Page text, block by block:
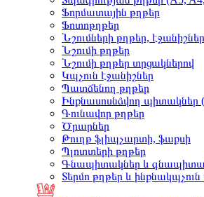
Ֆորմատային թղթեր
Ֆոտոթղթեր
Նշումների թղթեր, էջանիշներ
Նշումի թղթեր
Նշումի թղթեր տրցակներով
Կպչուն էջանիշներ
Պատճենող թղթեր
Ինքնասոսնձվող պիտակներ
Գունավոր թղթեր
Ծրարներ
Թուղթ ֆլիպչարտի, ֆաքսի
Պլոտտերի թղթեր
Գնապիտակներ և
Տերմո թղթեր և